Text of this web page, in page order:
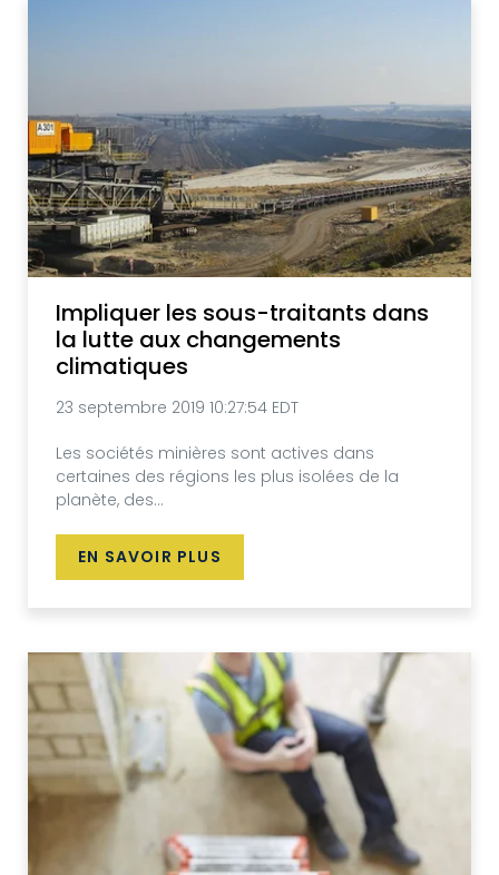
Impliquer les sous-traitants dans
la lutte aux changements
climatiques
23 septembre 2019 10:27:54 EDT
Les sociétés minières sont actives dans
certaines des régions les plus isolées de la
planète, des...
EN SAVOIR PLUS